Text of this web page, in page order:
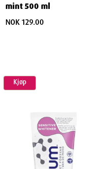
mint 500 ml
NOK 129.00
Kjøp